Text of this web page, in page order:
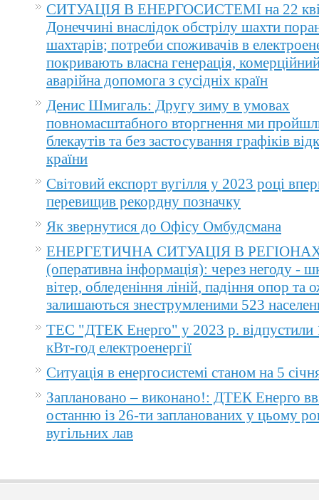
СИТУАЦІЯ В ЕНЕРГОСИСТЕМІ на 22
Донеччині внаслідок обстрілу шахти
шахтарів; потреби споживачів в
покривають власна генерація,
аварійна допомога з сусідніх країн
Денис Шмигаль: Другу зиму в умовах
повномасштабного вторгнення ми
блекаутів та без застосування графіків
країни
Світовий експорт вугілля у 2023 році
перевищив рекордну позначку
Як звернутися до Офісу Омбудсмана
ЕНЕРГЕТИЧНА СИТУАЦІЯ В
(оперативна інформація): через негоду -
вітер, обледеніння ліній, падіння опор та
залишаються знеструмленими 523
ТЕС "ДТЕК Енерго" у 2023 р. відпустили
кВт-год електроенергії
Ситуація в енергосистемі станом на 5
Заплановано – виконано!: ДТЕК Енерго
останню із 26-ти запланованих у цьому
вугільних лав